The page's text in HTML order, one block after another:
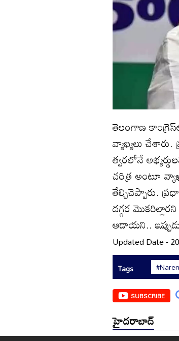
తెలంగాణ
వ్యాఖ్యలు
త్వరలోనే
చరిత్ర అంటూ
తేల్చిచెప్పారు.
దగ్గర
ఆడాయని..
Updated Date -
Tags
SUBSCRIBE
హైదరాబాద్